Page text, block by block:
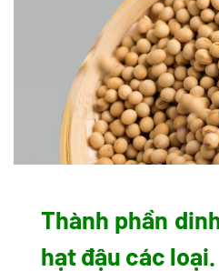
Thành phần
hạt đậu các loại.